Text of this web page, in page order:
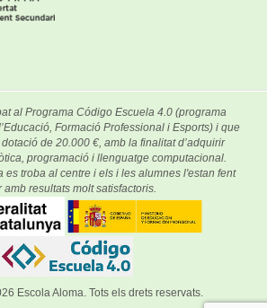
al Programa Código Escuela 4.0 (programa
Formació Professional i Esports) i que
de 20.000 €, amb la finalitat d’adquirir
programació i llenguatge computacional.
es troba al centre i els i les alumnes l'estan fent
amb resultats molt satisfactoris.
Escola Aloma. Tots els drets reservats.